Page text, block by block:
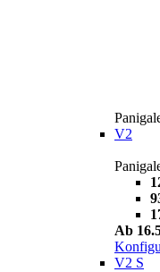
V2
Ab
V2 S